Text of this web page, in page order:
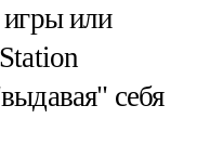
игры или
себя